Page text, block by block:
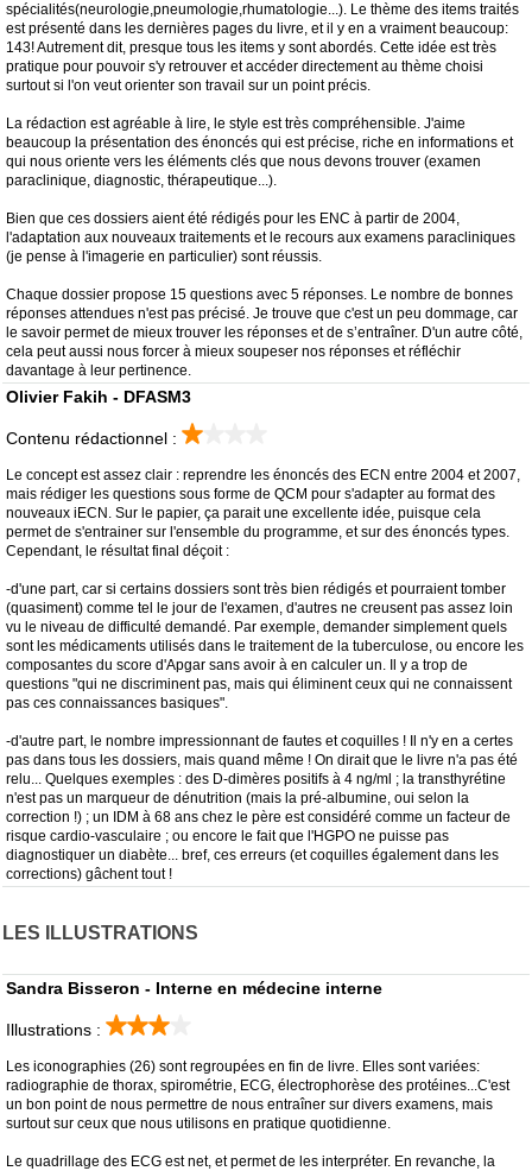
spécialités(neurologie,pneumologie,rhumatologie...). Le thème des items traités
est présenté dans les dernières pages du livre, et il y en a vraiment beaucoup:
143! Autrement dit, presque tous les items y sont abordés. Cette idée est très
pratique pour pouvoir s'y retrouver et accéder directement au thème choisi
surtout si l'on veut orienter son travail sur un point précis.
La rédaction est agréable à lire, le style est très compréhensible. J'aime
beaucoup la présentation des énoncés qui est précise, riche en informations et
qui nous oriente vers les éléments clés que nous devons trouver (examen
paraclinique, diagnostic, thérapeutique...).
Bien que ces dossiers aient été rédigés pour les ENC à partir de 2004,
l'adaptation aux nouveaux traitements et le recours aux examens paracliniques
(je pense à l'imagerie en particulier) sont réussis.
Chaque dossier propose 15 questions avec 5 réponses. Le nombre de bonnes
réponses attendues n'est pas précisé. Je trouve que c'est un peu dommage, car
le savoir permet de mieux trouver les réponses et de s’entraîner. D'un autre côté,
cela peut aussi nous forcer à mieux soupeser nos réponses et réfléchir
davantage à leur pertinence.
Olivier Fakih - DFASM3
Contenu rédactionnel :
Le concept est assez clair : reprendre les énoncés des ECN entre 2004 et 2007,
mais rédiger les questions sous forme de QCM pour s'adapter au format des
nouveaux iECN. Sur le papier, ça parait une excellente idée, puisque cela
permet de s'entrainer sur l'ensemble du programme, et sur des énoncés types.
Cependant, le résultat final déçoit :
-d'une part, car si certains dossiers sont très bien rédigés et pourraient tomber
(quasiment) comme tel le jour de l'examen, d'autres ne creusent pas assez loin
vu le niveau de difficulté demandé. Par exemple, demander simplement quels
sont les médicaments utilisés dans le traitement de la tuberculose, ou encore les
composantes du score d'Apgar sans avoir à en calculer un. Il y a trop de
questions "qui ne discriminent pas, mais qui éliminent ceux qui ne connaissent
pas ces connaissances basiques".
-d'autre part, le nombre impressionnant de fautes et coquilles ! Il n'y en a certes
pas dans tous les dossiers, mais quand même ! On dirait que le livre n'a pas été
relu... Quelques exemples : des D-dimères positifs à 4 ng/ml ; la transthyrétine
n'est pas un marqueur de dénutrition (mais la pré-albumine, oui selon la
correction !) ; un IDM à 68 ans chez le père est considéré comme un facteur de
risque cardio-vasculaire ; ou encore le fait que l'HGPO ne puisse pas
diagnostiquer un diabète... bref, ces erreurs (et coquilles également dans les
corrections) gâchent tout !
LES ILLUSTRATIONS
Sandra Bisseron - Interne en médecine interne
Illustrations :
Les iconographies (26) sont regroupées en fin de livre. Elles sont variées:
radiographie de thorax, spirométrie, ECG, électrophorèse des protéines...C'est
un bon point de nous permettre de nous entraîner sur divers examens, mais
surtout sur ceux que nous utilisons en pratique quotidienne.
Le quadrillage des ECG est net, et permet de les interpréter. En revanche, la